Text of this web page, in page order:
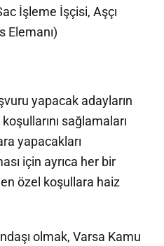
İşleme İşçisi, Aşçı
Elemanı)
yapacak adayların
sağlamaları
yapacakları
için ayrıca her bir
özel koşullara haiz
olmak, Varsa Kamu